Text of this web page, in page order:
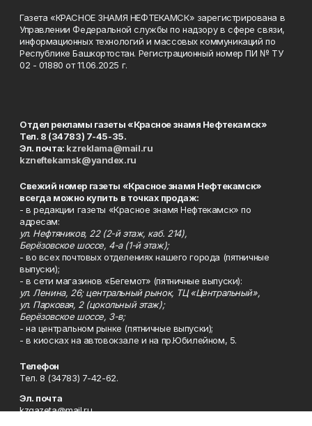
Газета «КРАСНОЕ ЗНАМЯ НЕФТЕКАМСК» зарегистрирована в
Управлении Федеральной службы по надзору в сфере связи,
информационных технологий и массовых коммуникаций по
Республике Башкортостан. Регистрационный номер ПИ № ТУ
02 - 01880 от 11.06.2025 г.
Отдел рекламы газеты «Красное знамя Нефтекамск»
Тел. 8 (34783) 7-45-35.
Эл. почта: kzreklama@mail.ru
kzneftekamsk@yandex.ru
Свежий номер газеты «Красное знамя Нефтекамск»
всегда можно купить в точках продаж:
- в редакции газеты «Красное знамя Нефтекамск» по
адресам:
ул. Нефтяников, 22 (2-й этаж, каб. 214),
Берёзовское шоссе, 4-а (1-й этаж);
- во всех почтовых отделениях нашего города (пятничные
выпуски);
- в сети магазинов «Бегемот» (пятничные выпуски):
ул. Ленина, 26; центральный рынок, ТЦ «Центральный»,
ул. Парковая, 2 (цокольный этаж);
Берёзовское шоссе, 3-в;
- на центральном рынке (пятничные выпуски);
- в киосках на автовокзале и на пр.Юбилейном, 5.
Телефон
Тел. 8 (34783) 7-42-62.
Эл. почта
kzgazeta@mail.ru